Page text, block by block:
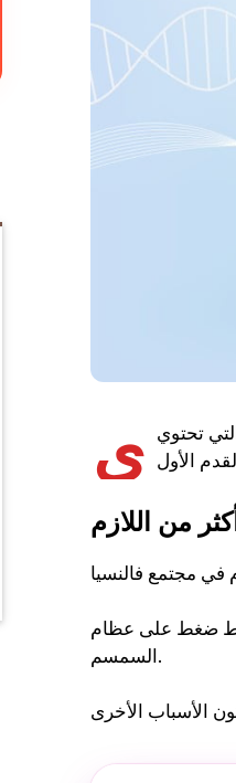
ي
تحتوي
من اللازم
فرط ضغط على عظام
السمسم.